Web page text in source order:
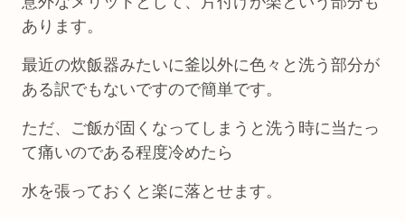
あります。
最近の炊飯器みたいに釜以外に色々と洗う部分が
ある訳でもないですので簡単です。
ただ、ご飯が固くなってしまうと洗う時に当たっ
て痛いのである程度冷めたら
水を張っておくと楽に落とせます。